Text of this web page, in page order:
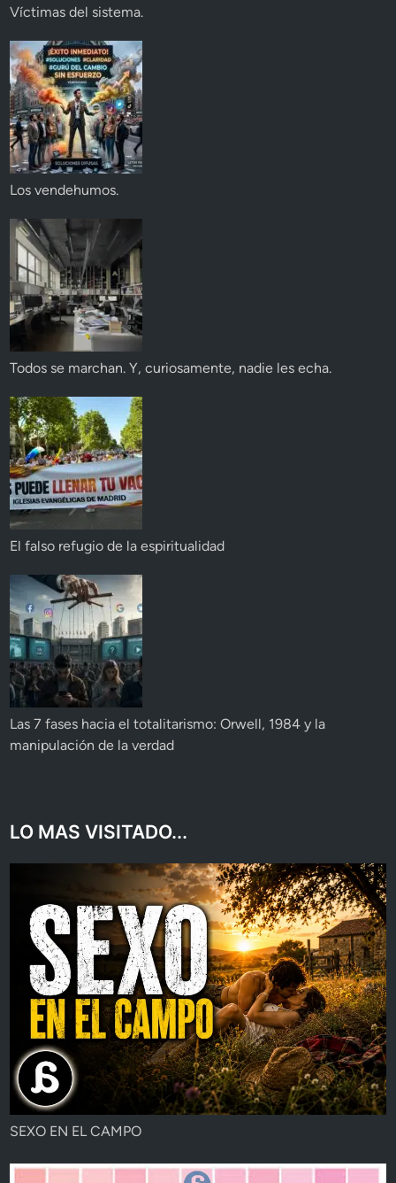
Víctimas del sistema.
Los vendehumos.
Todos se marchan. Y, curiosamente, nadie les echa.
El falso refugio de la espiritualidad
Las 7 fases hacia el totalitarismo: Orwell, 1984 y la
manipulación de la verdad
LO MAS VISITADO...
SEXO EN EL CAMPO